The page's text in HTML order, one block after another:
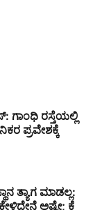
ಗಾಂಧಿ ರಸ್ತೆಯಲ್ಲಿ
ಪ್ರವೇಶಕ್ಕೆ
ತ್ಯಾಗ ಮಾಡಲ್ಲ:
ಅಷ್ಟೇ; ಕೆ